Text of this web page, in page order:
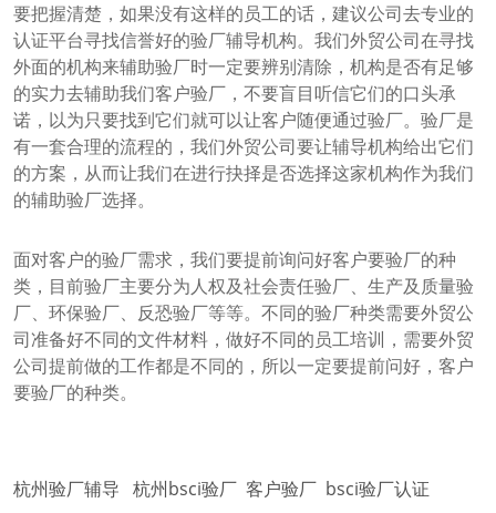
要把握清楚，如果没有这样的员工的话，建议公司去专业的
认证平台寻找信誉好的验厂辅导机构。我们外贸公司在寻找
外面的机构来辅助验厂时一定要辨别清除，机构是否有足够
的实力去辅助我们客户验厂，不要盲目听信它们的口头承
诺，以为只要找到它们就可以让客户随便通过验厂。验厂是
有一套合理的流程的，我们外贸公司要让辅导机构给出它们
的方案，从而让我们在进行抉择是否选择这家机构作为我们
的辅助验厂选择。
面对客户的验厂需求，我们要提前询问好客户要验厂的种
类，目前验厂主要分为人权及社会责任验厂、生产及质量验
厂、环保验厂、反恐验厂等等。不同的验厂种类需要外贸公
司准备好不同的文件材料，做好不同的员工培训，需要外贸
公司提前做的工作都是不同的，所以一定要提前问好，客户
要验厂的种类。
杭州验厂辅导 杭州bsci验厂 客户验厂 bsci验厂认证